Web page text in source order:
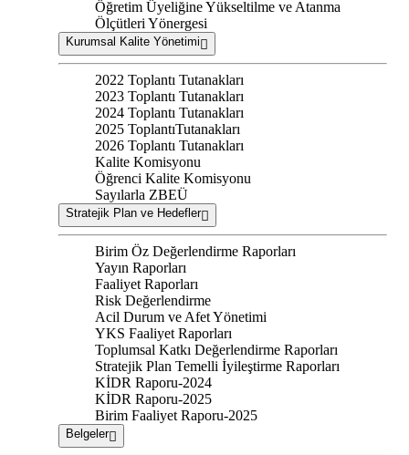
Öğretim Üyeliğine Yükseltilme ve Atanma
Ölçütleri Yönergesi
Kurumsal Kalite Yönetimi
2022 Toplantı Tutanakları
2023 Toplantı Tutanakları
2024 Toplantı Tutanakları
2025 ToplantıTutanakları
2026 Toplantı Tutanakları
Kalite Komisyonu
Öğrenci Kalite Komisyonu
Sayılarla ZBEÜ
Stratejik Plan ve Hedefler
Birim Öz Değerlendirme Raporları
Yayın Raporları
Faaliyet Raporları
Risk Değerlendirme
Acil Durum ve Afet Yönetimi
YKS Faaliyet Raporları
Toplumsal Katkı Değerlendirme Raporları
Stratejik Plan Temelli İyileştirme Raporları
KİDR Raporu-2024
KİDR Raporu-2025
Birim Faaliyet Raporu-2025
Belgeler